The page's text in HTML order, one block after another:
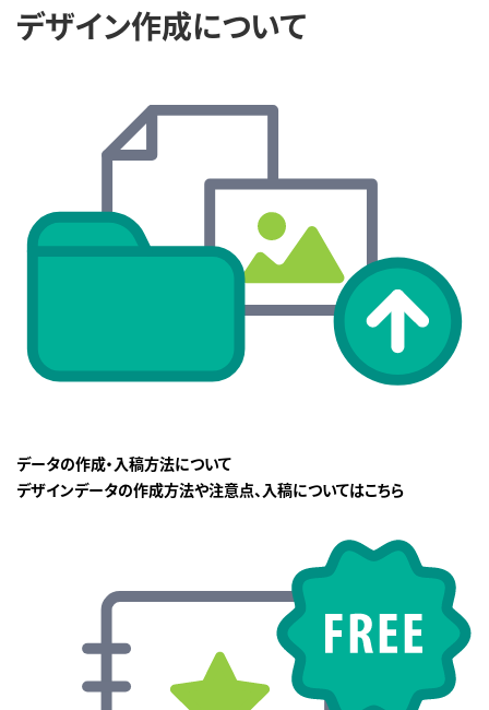
デザイン作成について
データの作成・入稿方法について
デザインデータの作成方法や注意点、入稿についてはこちら